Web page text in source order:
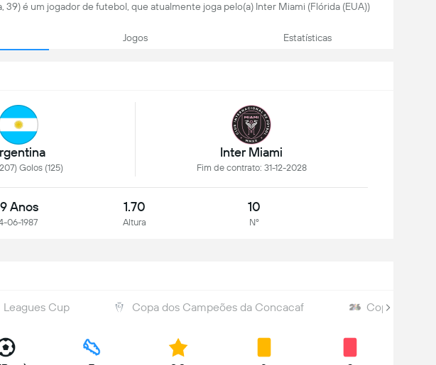
39) é um jogador de futebol, que atualmente joga pelo(a) Inter Miami (Flórida (EUA))
Jogos Estatísticas
Golos (125)
Inter Miami
Fim de contrato: 31-12-2028
Anos
06-1987
1.70
Altura
10
Nº
Leagues Cup Copa dos Campeões da Concacaf Copa do